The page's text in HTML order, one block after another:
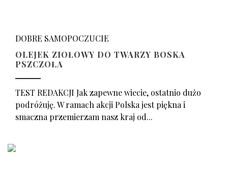
DOBRE SAMOPOCZUCIE
OLEJEK ZIOŁOWY DO TWARZY BOSKA
PSZCZOŁA
TEST REDAKCJI Jak zapewne wiecie, ostatnio dużo
podróżuję. W ramach akcji Polska jest piękna i
smaczna przemierzam nasz kraj od...